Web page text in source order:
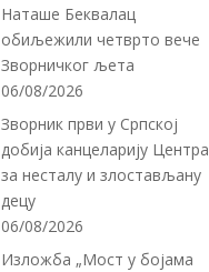
Наташе Беквалац
обиљежили четврто вече
Зворничког љета
06/08/2026
Зворник први у Српској
добија канцеларију Центра
за несталу и злостављану
децу
06/08/2026
Изложба „Мост у бојама